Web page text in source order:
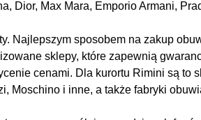
Dior, Max Mara, Emporio Armani,
Najlepszym sposobem na zakup
sklepy, które zapewnią
cenami. Dla kurortu Rimini są to
Moschino i inne, a także fabryki